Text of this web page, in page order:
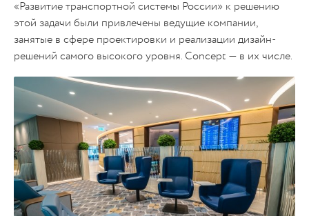
«Развитие транспортной системы России» к решению
этой задачи были привлечены ведущие компании,
занятые в сфере проектировки и реализации дизайн-
решений самого высокого уровня. Concept — в их числе.